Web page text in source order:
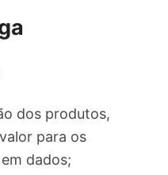
dos produtos,
para os
dados;